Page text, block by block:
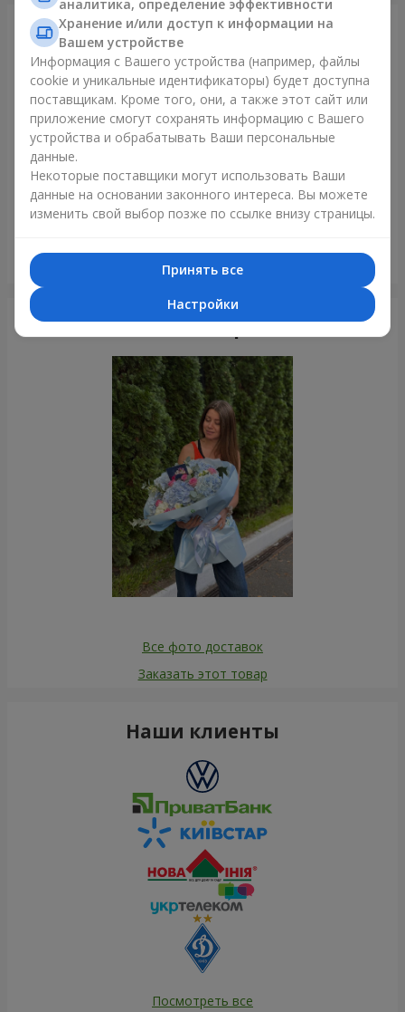
Только что доставили
5 красных роз
Кременчуг
Фотогалерея
Все фото доставок
Заказать этот товар
Наши клиенты
Посмотреть все
аналитика, определение эффективности
Хранение и/или доступ к информации на
Вашем устройстве
Информация с Вашего устройства (например, файлы
cookie и уникальные идентификаторы) будет доступна
поставщикам. Кроме того, они, а также этот сайт или
приложение смогут сохранять информацию с Вашего
устройства и обрабатывать Ваши персональные
данные.
Некоторые поставщики могут использовать Ваши
данные на основании законного интереса. Вы можете
изменить свой выбор позже по ссылке внизу страницы.
Принять все
Настройки